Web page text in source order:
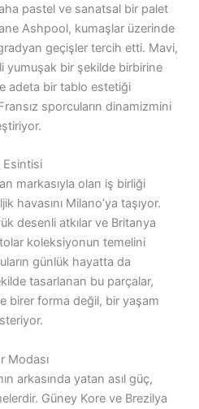
pastel ve sanatsal bir palet
Ashpool, kumaşlar üzerinde
geçişler tercih etti. Mavi,
yumuşak bir şekilde birbirine
adeta bir tablo estetiği
sporcuların dinamizmini
Esintisi
markasıyla olan iş birliği
havasını Milano’ya taşıyor.
desenli atkılar ve Britanya
koleksiyonun temelini
günlük hayatta da
tasarlanan bu parçalar,
birer forma değil, bir yaşam
Modası
arkasında yatan asıl güç,
Güney Kore ve Brezilya